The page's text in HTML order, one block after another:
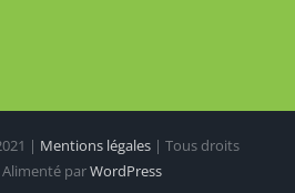
| Mentions légales| Tous droits
parWordPress